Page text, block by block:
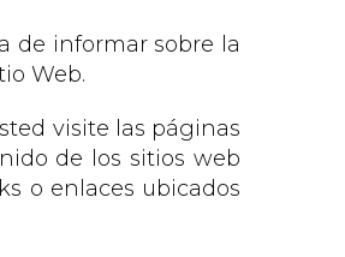
de informar sobre la
Web.
visite las páginas
de los sitios web
o enlaces ubicados